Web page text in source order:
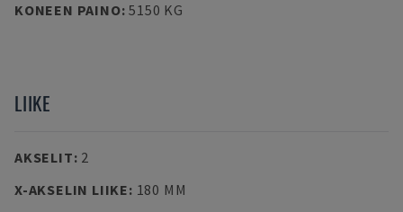
KONEEN PAINO:5150 KG
LIIKE
AKSELIT: 2
X-AKSELIN LIIKE: 180 MM